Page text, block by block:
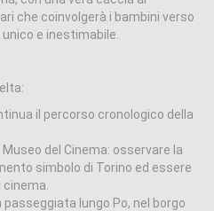
che coinvolgerà i bambini verso
e inestimabile.
il percorso cronologico della
Museo del Cinema: osservare la
simbolo di Torino ed essere
passeggiata lungo Po, nel borgo